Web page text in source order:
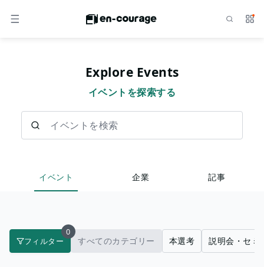
メニュー サ
Explore Events
イベントを探索する
イベント 企業 記事
フィルター
0
すべてのカテゴリー 本選考 説明会・セミ